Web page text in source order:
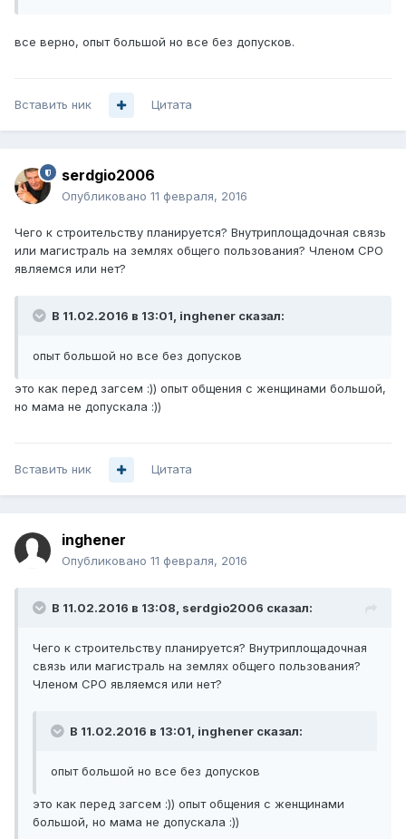
все верно, опыт большой но все без допусков.
Вставить ник Цитата
serdgio2006
Опубликовано 11 февраля, 2016
Чего к строительству планируется? Внутриплощадочная связь
или магистраль на землях общего пользования? Членом СРО
являемся или нет?
В 11.02.2016 в 13:01, inghener сказал:
опыт большой но все без допусков
это как перед загсем :)) опыт общения с женщинами большой,
но мама не допускала :))
Вставить ник Цитата
inghener
Опубликовано 11 февраля, 2016
В 11.02.2016 в 13:08, serdgio2006 сказал:
Чего к строительству планируется? Внутриплощадочная
связь или магистраль на землях общего пользования?
Членом СРО являемся или нет?
В 11.02.2016 в 13:01, inghener сказал:
опыт большой но все без допусков
это как перед загсем :)) опыт общения с женщинами
большой, но мама не допускала :))